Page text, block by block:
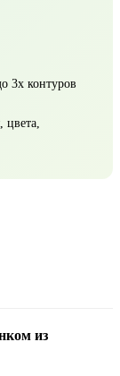
3х контуров
из